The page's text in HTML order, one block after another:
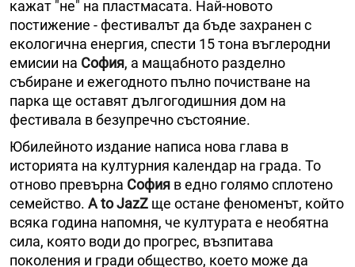
кажат "не" на пластмасата. Най-новото
постижение - фестивалът да бъде захранен с
екологична енергия, спести 15 тона въглеродни
емисии на София, а мащабното разделно
събиране и ежегодното пълно почистване на
парка ще оставят дългогодишния дом на
фестивала в безупречно състояние.
Юбилейното издание написа нова глава в
историята на културния календар на града. То
отново превърна София в едно голямо сплотено
семейство. A to JazZ ще остане феноменът, който
всяка година напомня, че културата е необятна
сила, която води до прогрес, възпитава
поколения и гради общество, което може да